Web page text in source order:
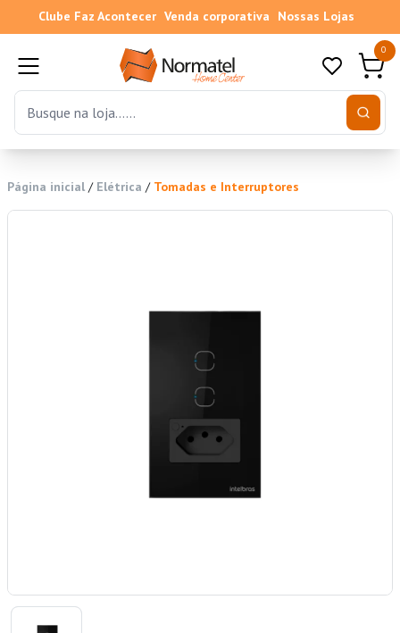
Clube Faz Acontecer Venda corporativa Nossas Lojas
0
Página inicial / Elétrica / Tomadas e Interruptores